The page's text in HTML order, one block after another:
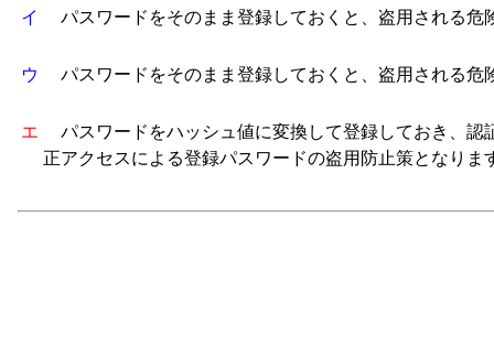
イ パスワードをそのまま登録しておくと、盗用される危
ウ パスワードをそのまま登録しておくと、盗用される危
エ
パスワードをハッシュ値に変換して登録しておき、認
正アクセスによる登録パスワードの盗用防止策となりま